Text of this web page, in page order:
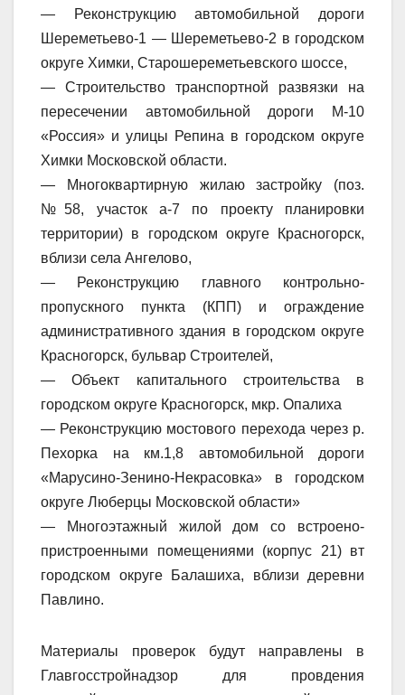
— Реконструкцию автомобильной дороги
Шереметьево-1 — Шереметьево-2 в городском
округе Химки, Старошереметьевского шоссе,
— Cтроительство транспортной развязки на
пересечении автомобильной дороги М-10
«Россия» и улицы Репина в городском округе
Химки Московской области.
— Многоквартирную жилаю застройку (поз.
№58, участок а-7 по проекту планировки
территории) в городском округе Красногорск,
вблизи села Ангелово,
— Реконструкцию главного контрольно-
пропускного пункта (КПП) и ограждение
административного здания в городском округе
Красногорск, бульвар Строителей,
— Объект капитального строительства в
городском округе Красногорск, мкр. Опалиха
— Реконструкцию мостового перехода через р.
Пехорка на км.1,8 автомобильной дороги
«Марусино-Зенино-Некрасовка» в городском
округе Люберцы Московской области»
— Многоэтажный жилой дом со встроено-
пристроенными помещениями (корпус 21) вт
городском округе Балашиха, вблизи деревни
Павлино.
Материалы проверок будут направлены в
Главгосстройнадзор для провдения